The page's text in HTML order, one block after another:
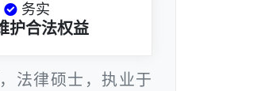
务实
护合法权益
法律硕士，执业于